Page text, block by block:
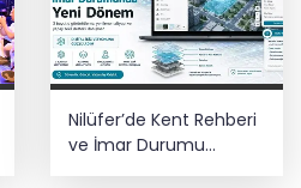
Nilüfer’de Kent Rehberi
ve İmar Durumu